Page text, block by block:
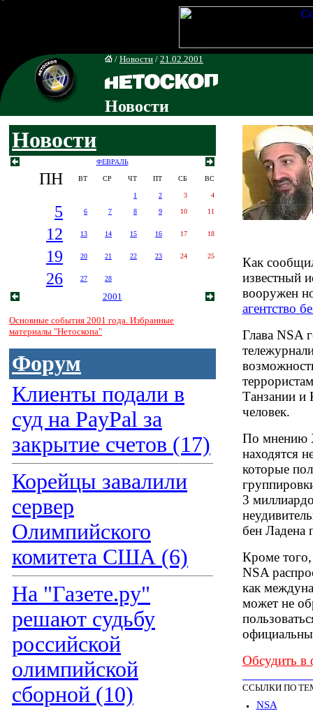
/ Новости / 21.02.2001
Новости
Новости
ФЕВРАЛЬ
ПН ВТ СР ЧТ ПТ СБ ВС
1 2 3 4
5 6 7 8 9 10 11
12 13 14 15 16 17 18
19 20 21 22 23 24 25
26 27 28
2001
Основные события 2001 года. Избранные
материалы "Нетоскопа"
Форум
Клиенты подали в
суд на PayPal за
закрытие счетов (17)
Корейцы завалили
сервер
Олимпийского
комитета США (6)
На "Газете.ру"
решают судьбу
российской
олимпийской
сборной (10)
Как
известный
вооружен
агентство
Глава NSA
Танзании и
человек.
По мнению
находятся
которые
3
бен Ладена
Кроме того,
NSA
как
может не
Обсудить в
ССЫЛКИ ПО
NSA